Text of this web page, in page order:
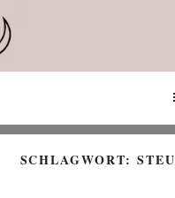
Inhalt
springen
SCHLAGWORT: